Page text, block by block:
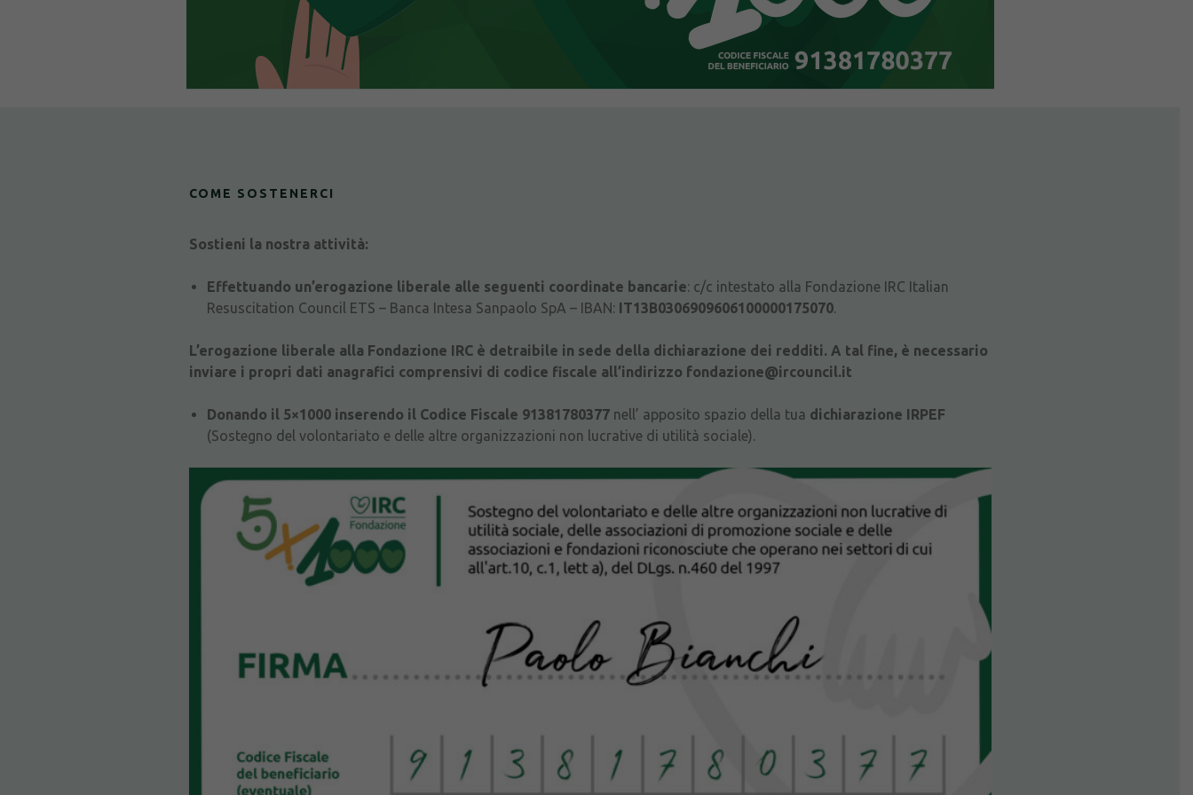
COME SOSTENERCI
Sostieni la nostra attività:
Effettuando un’erogazione liberale alle seguenti coordinate bancarie: c/c intestato alla Fondazione IRC Italian
Resuscitation Council ETS – Banca Intesa Sanpaolo SpA – IBAN:
IT13B0306909606100000175070.
L’erogazione liberale alla Fondazione IRC è detraibile in sede della dichiarazione dei redditi. A tal fine, è necessario
inviare i propri dati anagrafici comprensivi di codice fiscale all’indirizzo fondazione@ircouncil.it
Donando il 5×1000 inserendo il Codice Fiscale 91381780377 nell’ apposito spazio della tua dichiarazione IRPEF
(Sostegno del volontariato e delle altre organizzazioni non lucrative di utilità sociale).